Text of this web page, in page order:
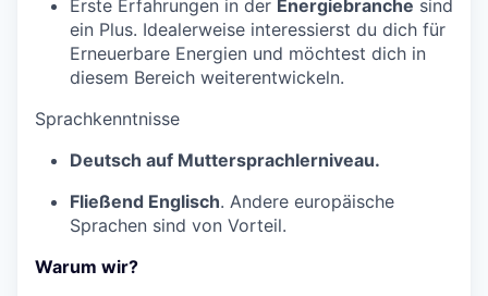
Erste Erfahrungen in der Energiebranche sind
ein Plus. Idealerweise interessierst du dich für
Erneuerbare Energien und möchtest dich in
diesem Bereich weiterentwickeln.
Sprachkenntnisse
Deutsch auf Muttersprachlerniveau.
Fließend Englisch. Andere europäische
Sprachen sind von Vorteil.
Warum wir?